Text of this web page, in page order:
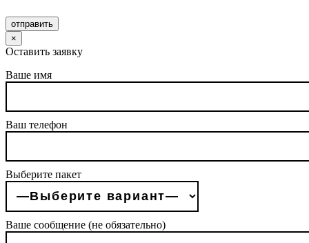
отправить
×
Оставить заявку
Ваше имя
Ваш телефон
Выберите пакет
Ваше сообщение (не обязательно)